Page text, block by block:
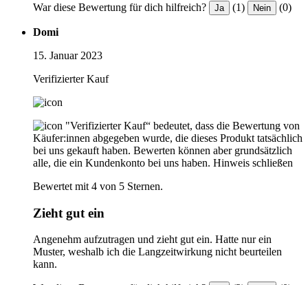
War diese Bewertung für dich hilfreich? Ja (1) Nein (0)
Domi
15. Januar 2023
Verifizierter Kauf
"Verifizierter Kauf“ bedeutet, dass die Bewertung von
Käufer:innen abgegeben wurde, die dieses Produkt tatsächlich
bei uns gekauft haben. Bewerten können aber grundsätzlich
alle, die ein Kundenkonto bei uns haben. Hinweis schließen
Bewertet mit 4 von 5 Sternen.
Zieht gut ein
Angenehm aufzutragen und zieht gut ein. Hatte nur ein
Muster, weshalb ich die Langzeitwirkung nicht beurteilen
kann.